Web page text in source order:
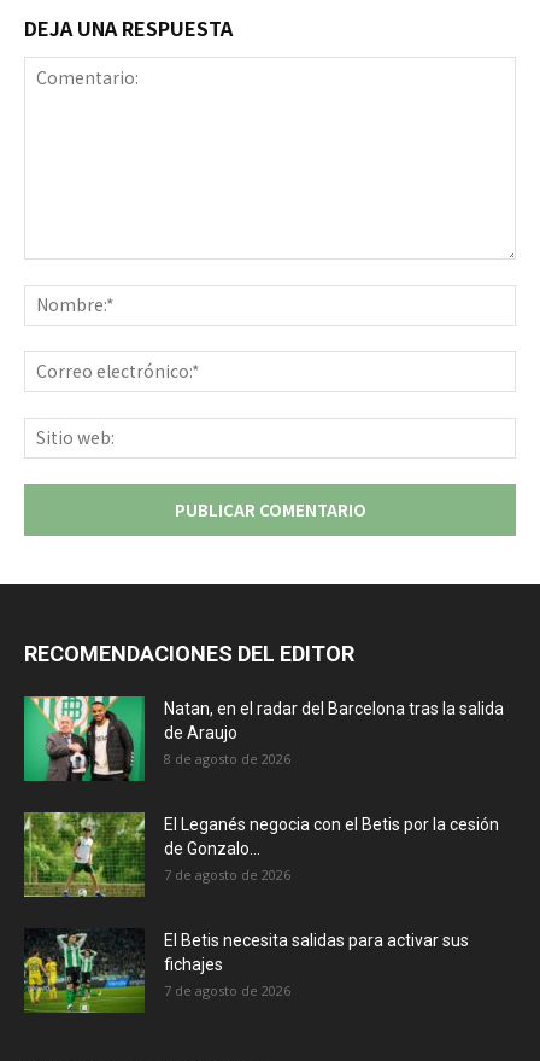
DEJA UNA RESPUESTA
RECOMENDACIONES DEL EDITOR
Natan, en el radar del Barcelona tras la salida
de Araujo
8 de agosto de 2026
El Leganés negocia con el Betis por la cesión
de Gonzalo...
7 de agosto de 2026
El Betis necesita salidas para activar sus
fichajes
7 de agosto de 2026